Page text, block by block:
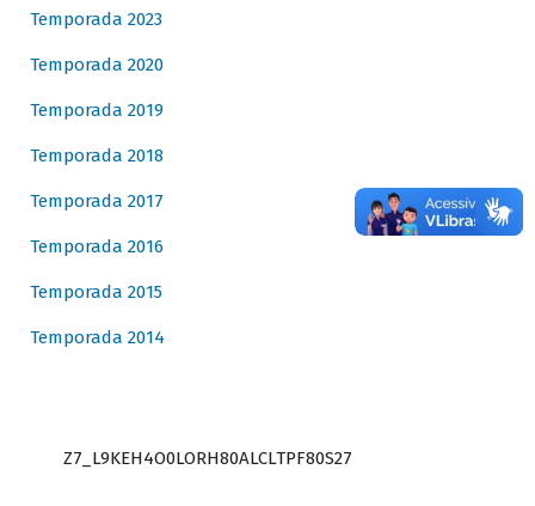
Temporada 2023
Temporada 2020
Temporada 2019
Temporada 2018
Temporada 2017
Temporada 2016
Temporada 2015
Temporada 2014
Z7_L9KEH4O0LORH80ALCLTPF80S27